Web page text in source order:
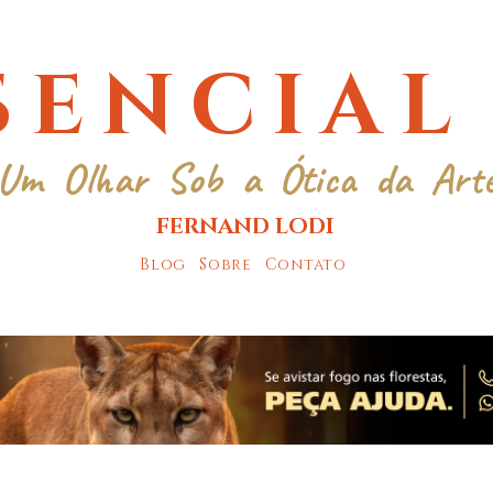
Olhar Sob a Ótica da
FERNAND LODI
Blog Sobre Contato